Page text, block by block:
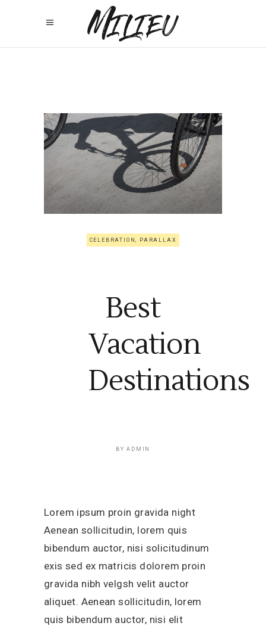
CELEBRATION PARALLAX
Best
Vacation
Destinations
BYADMIN
Lorem ipsum proin gravida night
Aenean sollicitudin, lorem quis
bibendum auctor, nisi solicitudinum
exis sed ex matricis dolorem proin
gravida nibh velgsh velit auctor
aliquet. Aenean sollicitudin, lorem
quis bibendum auctor, nisi elit